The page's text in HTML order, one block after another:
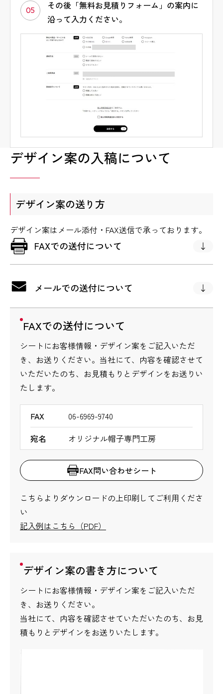
05
その後「無料お見積りフォーム」の案内に
沿って入力ください。
デザイン案の入稿について
デザイン案の送り方
デザイン案はメール添付・FAX送信で承っております。
FAXでの送付について
メールでの送付について
FAXでの送付について
シートにお客様情報・デザイン案をご記入いただ
き、お送りください。当社にて、内容を確認させて
いただいたのち、お見積もりとデザインをお送りい
たします。
FAX
06-6969-9740
宛名
オリジナル帽子専門工房
FAX問い合わせシート
こちらよりダウンロードの上印刷してご利用くださ
い
記入例はこちら（PDF）
デザイン案の書き方について
シートにお客様情報・デザイン案をご記入いただ
き、お送りください。
当社にて、内容を確認させていただいたのち、お見
積もりとデザインをお送りいたします。